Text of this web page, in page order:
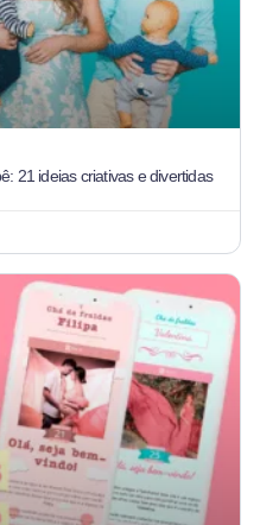
21 ideias criativas e divertidas